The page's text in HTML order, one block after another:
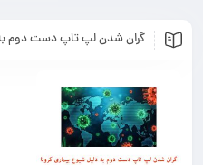
گران شدن لپ تاپ دست دوم به